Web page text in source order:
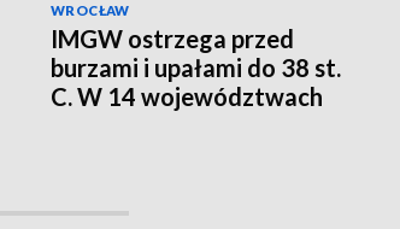
WROCŁAW
IMGW ostrzega przed
burzami i upałami do 38 st.
C. W 14 województwach